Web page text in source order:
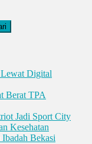
Digital
Berat TPA
Jadi Sport City
Kesehatan
Bekasi